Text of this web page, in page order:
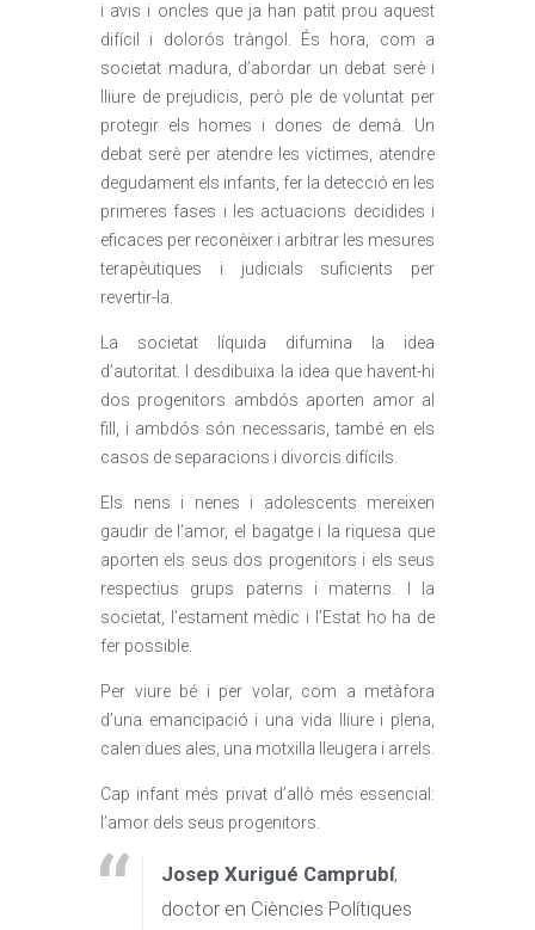
i avis i oncles que ja han patit prou aquest
difícil i dolorós tràngol. És hora, com a
societat madura, d’abordar un debat serè i
lliure de prejudicis, però ple de voluntat per
protegir els homes i dones de demà. Un
debat serè per atendre les víctimes, atendre
degudament els infants, fer la detecció en les
primeres fases i les actuacions decidides i
eficaces per reconèixer i arbitrar les mesures
terapèutiques i judicials suficients per
revertir-la.
La societat líquida difumina la idea
d’autoritat. I desdibuixa la idea que havent-hi
dos progenitors ambdós aporten amor al
fill, i ambdós són necessaris, també en els
casos de separacions i divorcis difícils.
Els nens i nenes i adolescents mereixen
gaudir de l’amor, el bagatge i la riquesa que
aporten els seus dos progenitors i els seus
respectius grups paterns i materns. I la
societat, l’estament mèdic i l’Estat ho ha de
fer possible.
Per viure bé i per volar, com a metàfora
d’una emancipació i una vida lliure i plena,
calen dues ales, una motxilla lleugera i arrels.
Cap infant més privat d’allò més essencial:
l’amor dels seus progenitors.
Josep Xurigué Camprubí,
doctor en Ciències Polítiques